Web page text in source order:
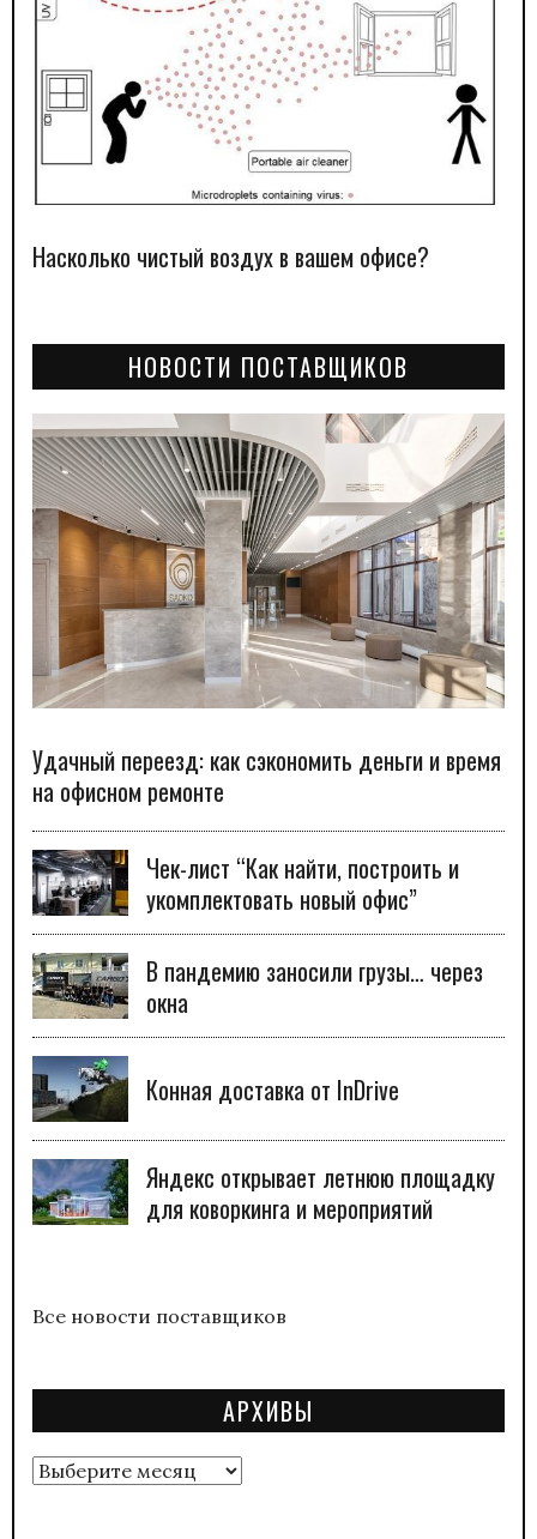
Насколько чистый воздух в вашем офисе?
НОВОСТИ ПОСТАВЩИКОВ
Удачный переезд: как сэкономить деньги и время
на офисном ремонте
Чек-лист “Как найти, построить и
укомплектовать новый офис”
В пандемию заносили грузы… через
окна
Конная доставка от InDrive
Яндекс открывает летнюю площадку
для коворкинга и мероприятий
Все новости поставщиков
АРХИВЫ
Архивы